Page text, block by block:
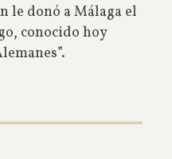
le donó a Málaga el
conocido hoy